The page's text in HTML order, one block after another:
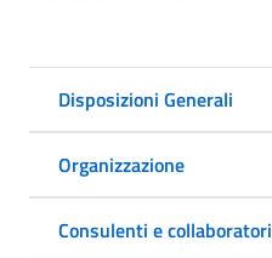
Disposizioni Generali
Organizzazione
Consulenti e collaboratori